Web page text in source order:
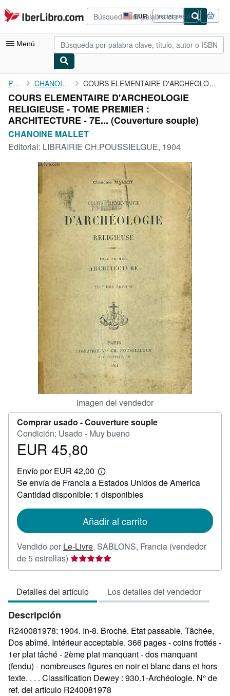
Pasar al contenido principal
IberLibro.com EUR
Preferencias
de
compra
del
Iniciar sesión
Menú
Mi cuenta
Consultar mis pedidos
Búsqueda avanzada
Colecciones
Arte y coleccionismo
Comenzar a vender
CERRAR
Portada CHANOINE MALLET COURS ELEMENTAIRE D'ARCHEOLOGIE RELIGIEUSE - TOME PREMIER : ...
COURS ELEMENTAIRE D'ARCHEOLOGIE
RELIGIEUSE - TOME PREMIER :
ARCHITECTURE - 7E... (Couverture souple)
CHANOINE MALLET
Editorial: LIBRAIRIE CH.POUSSIELGUE, 1904
Imagen del vendedor
Comprar usado -Couverture souple
Condición: Usado - Muy bueno
Precio
45,80
EUR 45,80
Envío por EUR 42,00
Más
información
sobre
las
envío
Se envía de Francia a Estados Unidos de America
Cantidad disponible: 1 disponibles
Añadir al carrito
Vendido por Le-Livre, SABLONS, Francia (vendedor
de 5 estrellas) Calificación
del
5
de
estrellas
Detalles del artículo Los detalles del vendedor
Descripción
R240081978: 1904. In-8. Broché. Etat passable, Tâchée,
Dos abîmé, Intérieur acceptable. 366 pages - coins frottés -
1er plat tâché - 2ème plat manquant - dos manquant
(fendu) - nombreuses figures en noir et blanc dans et hors
texte. . . . Classification Dewey : 930.1-Archéologie. N° de
ref. del artículo R240081978